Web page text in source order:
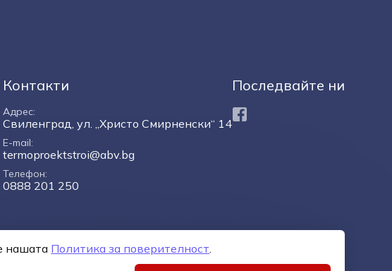
Контакти
Адрес
Свиленград, ул. „Христо Смирненски“ 14
E-mail
termoproektstroi@abv.bg
Телефон
0888 201 250
Последвайте ни
Управление на бисквитките Карта на сайта
нашaтa Политика за поверителност.